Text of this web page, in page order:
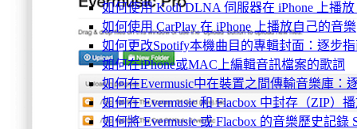
如何使用 Kodi DLNA 伺服器在 iPhone 上播
如何使用 CarPlay 在 iPhone 上播放自己的音樂
如何更改Spotify本機曲目的專輯封面：逐步
如何在iPhone或MAC上編輯音訊檔案的歌詞
如何在Evermusic中在裝置之間傳輸音樂庫：
如何在 Evermusic 和 Flacbox 中封存（ZIP
如何將 Evermusic 或 Flacbox 的音樂歷史記錄